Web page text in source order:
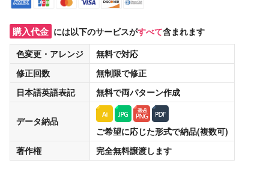
購入代金 には以下のサービスがすべて含まれます
色変更・アレンジ
無料で対応
修正回数
無制限で修正
日本語英語表記
無料で両パターン作成
データ納品
ご希望に応じた形式で納品(複数可)
著作権
完全無料譲渡します